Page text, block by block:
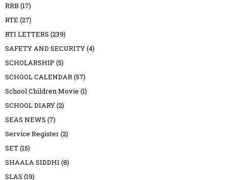
RRB (17)
RTE (27)
RTI LETTERS (239)
SAFETY AND SECURITY(4)
SCHOLARSHIP (5)
SCHOOL CALENDAR (57)
School Children Movie (1)
SCHOOL DIARY(2)
SEAS NEWS (7)
Service Register(2)
SET(15)
SHAALA SIDDHI (8)
SLAS (19)